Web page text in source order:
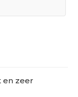
en zeer